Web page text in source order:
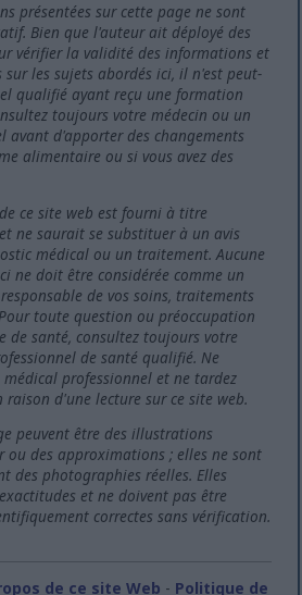
présentées sur cette page ne sont
Bien que l'auteur ait déployé des
vérifier la validité des informations et
sur les sujets abordés ici, il n'est peut-
qualifié ayant reçu une formation
toujours votre médecin ou un
avant d'apporter des changements
alimentaire ou si vous avez des
ce site web est fourni à titre
ne saurait se substituer à un avis
médical ou un traitement. Aucune
ne doit être considérée comme un
de vos soins, traitements
toute question ou préoccupation
de santé, consultez toujours votre
de santé qualifié. Ne
professionnel et ne tardez
d'une lecture sur ce site web.
peuvent être des illustrations
ou des approximations ; elles ne sont
des photographies réelles. Elles
et ne doivent pas être
correctes sans vérification.
de ce site Web - Politique de